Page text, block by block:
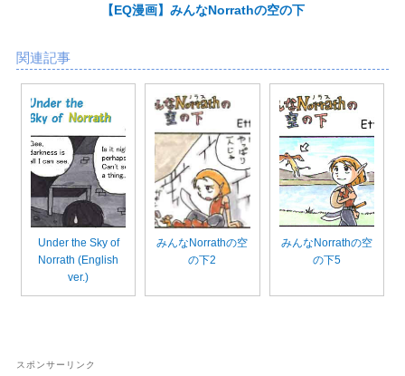
【EQ漫画】みんなNorrathの空の下
関連記事
Under the Sky of
Norrath (English
ver.)
みんなNorrathの空
の下2
みんなNorrathの空
の下5
スポンサーリンク